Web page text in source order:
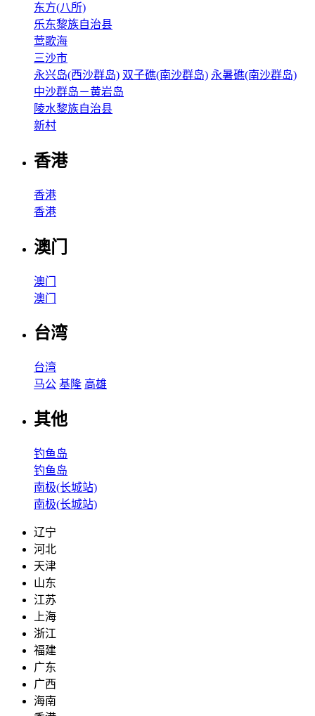
东方(八所)
乐东黎族自治县
莺歌海
三沙市
永兴岛(西沙群岛) 双子礁(南沙群岛) 永暑礁(南沙群岛)
中沙群岛－黄岩岛
陵水黎族自治县
新村
香港
香港
香港
澳门
澳门
澳门
台湾
台湾
马公 基隆 高雄
其他
钓鱼岛
钓鱼岛
南极(长城站)
南极(长城站)
辽宁
河北
天津
山东
江苏
上海
浙江
福建
广东
广西
海南